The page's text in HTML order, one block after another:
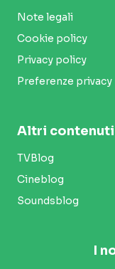
Note legali
Cookie policy
Privacy policy
Preferenze privacy
Altri contenuti
TVBlog
Cineblog
Soundsblog
I